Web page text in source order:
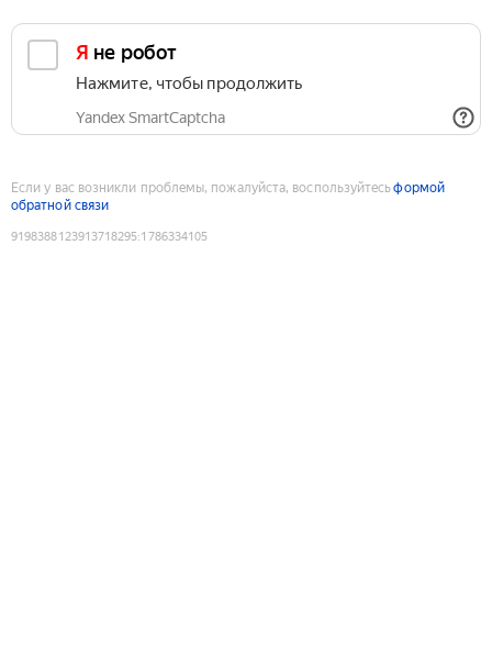
Я не робот
Нажмите, чтобы продолжить
Yandex SmartCaptcha
Если у вас возникли проблемы, пожалуйста, воспользуйтесьформой
обратной связи
9198388123913718295:1786334105